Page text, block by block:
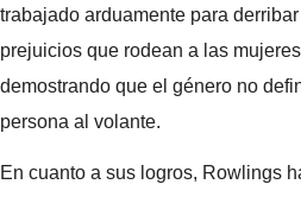
trabajado arduamente para
prejuicios que rodean a las
demostrando que el género no
persona al volante.
En cuanto a sus logros, Rowlings